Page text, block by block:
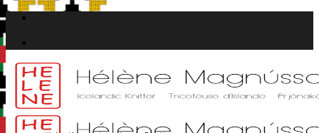
Passer
au
contenu